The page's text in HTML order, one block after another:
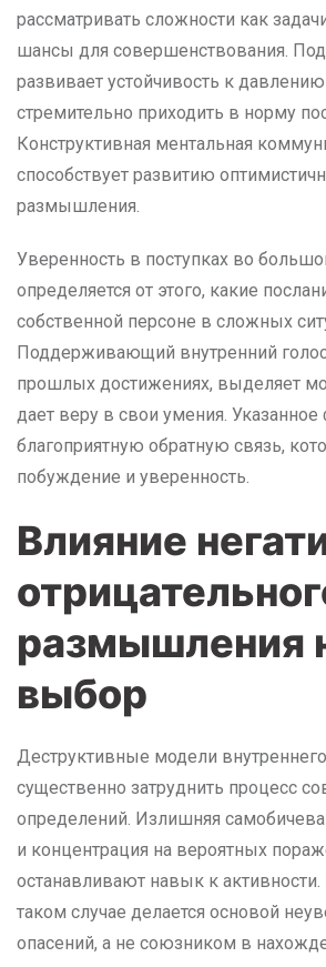
рассматривать сложности как
шансы для совершенствования.
развивает устойчивость к
стремительно приходить в норму
Конструктивная ментальная
способствует развитию
размышления.
Уверенность в поступках во
определяется от этого, какие
собственной персоне в сложных
Поддерживающий внутренний
прошлых достижениях, выделяет
дает веру в свои умения.
благоприятную обратную связь,
побуждение и уверенность.
Влияние
размышления
выбор
Деструктивные модели
существенно затруднить процесс
определений. Излишняя
и концентрация на вероятных
останавливают навык к активности.
таком случае делается основой
опасений, а не союзником в